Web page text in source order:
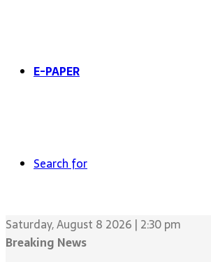
E-PAPER
Search for
Saturday, August 8 2026 | 2:30 pm
Breaking News